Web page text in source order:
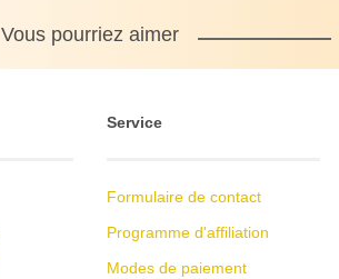
Vous pourriez aimer
Service
Formulaire de contact
Programme d'affiliation
Modes de paiement